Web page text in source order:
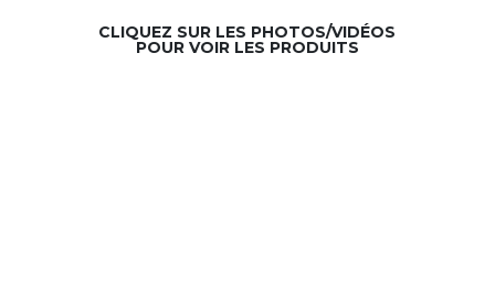
CLIQUEZ SUR LES PHOTOS/VIDÉOS
POUR VOIR LES PRODUITS